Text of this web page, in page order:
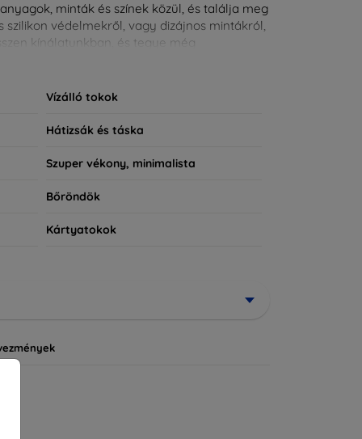
minták és színek közül, és találja meg
védelmekről, vagy dizájnos mintákról,
kínálatunkban, és tegye még
Vízálló tokok
Hátizsák és táska
Szuper vékony, minimalista
Bőröndök
Kártyatokok